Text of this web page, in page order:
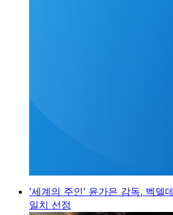
'세계의 주인' 윤가은 감독, 벡델
일치 선정